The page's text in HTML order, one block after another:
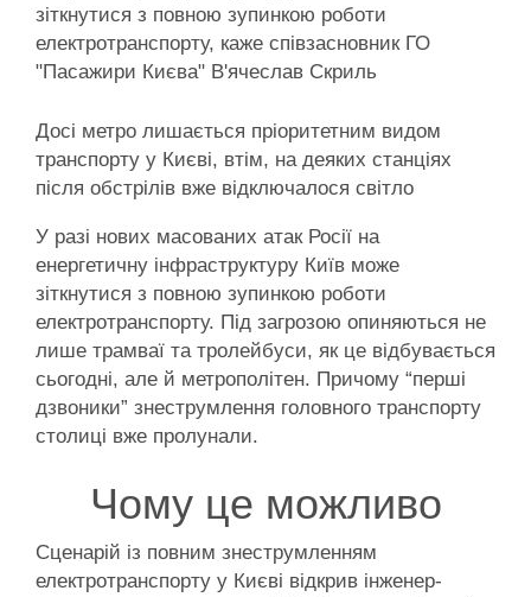
зіткнутися з повною зупинкою роботи
електротранспорту, каже співзасновник ГО
"Пасажири Києва" В'ячеслав Скриль
Досі метро лишається пріоритетним видом
транспорту у Києві, втім, на деяких станціях
після обстрілів вже відключалося світло
У разі нових масованих атак Росії на
енергетичну інфраструктуру Київ може
зіткнутися з повною зупинкою роботи
електротранспорту. Під загрозою опиняються не
лише трамваї та тролейбуси, як це відбувається
сьогодні, але й метрополітен. Причому “перші
дзвоники” знеструмлення головного транспорту
столиці вже пролунали.
Чому це можливо
Сценарій із повним знеструмленням
електротранспорту у Києві відкрив інженер-